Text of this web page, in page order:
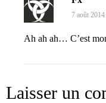
7 août
Ah ah ah… C’est
Laisser un